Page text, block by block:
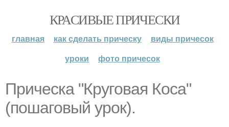
КРАСИВЫЕ ПРИЧЕСКИ
главная как сделать прическу
виды причесок
уроки
фото причесок
Прическа "Круговая Коса"
(пошаговый урок).